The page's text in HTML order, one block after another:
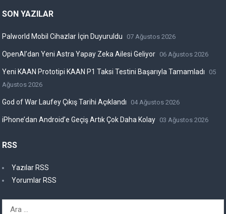
SON YAZILAR
Palworld Mobil Cihazlar İçin Duyuruldu 07 Ağustos 2026
OpenAI’dan Yeni Astra Yapay Zeka Ailesi Geliyor 06 Ağustos 2026
Yeni KAAN Prototipi KAAN P1 Taksi Testini Başarıyla Tamamladı
05
Ağustos 2026
God of War Laufey Çıkış Tarihi Açıklandı 04 Ağustos 2026
iPhone’dan Android’e Geçiş Artık Çok Daha Kolay 03 Ağustos 2026
RSS
Yazılar RSS
Yorumlar RSS
Arama: